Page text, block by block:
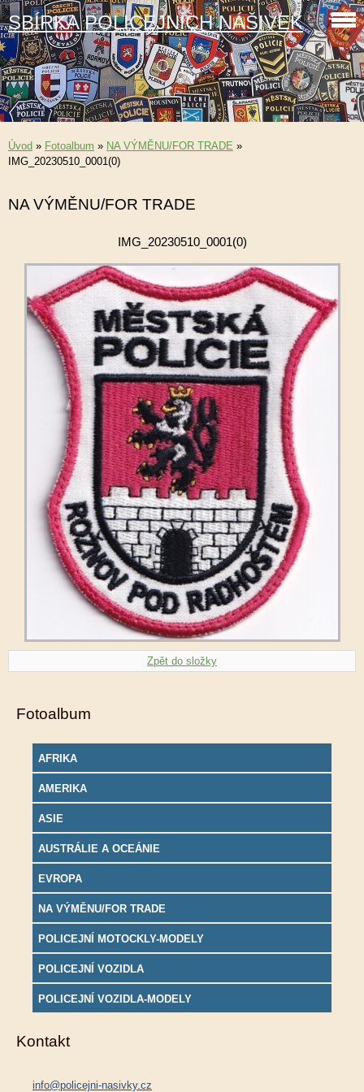
SBÍRKA POLICEJNÍCH NÁŠIVEK
Úvod » Fotoalbum » NA VÝMĚNU/FOR TRADE »
IMG_20230510_0001(0)
NA VÝMĚNU/FOR TRADE
IMG_20230510_0001(0)
Zpět do složky
Fotoalbum
AFRIKA
AMERIKA
ASIE
AUSTRÁLIE A OCEÁNIE
EVROPA
NA VÝMĚNU/FOR TRADE
POLICEJNÍ MOTOCKLY-MODELY
POLICEJNÍ VOZIDLA
POLICEJNÍ VOZIDLA-MODELY
Kontakt
info@policejni-nasivky.cz